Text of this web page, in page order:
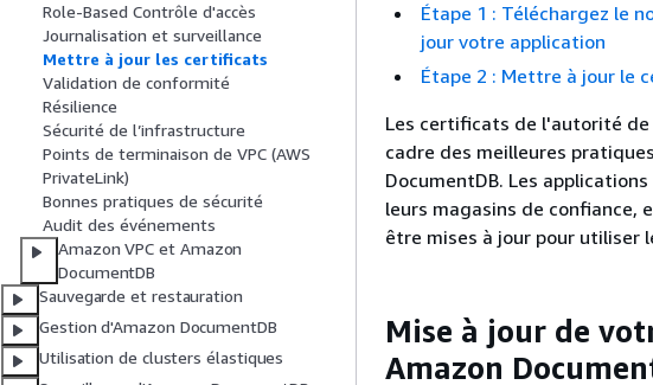
Role-Based Contrôle d'accès
Journalisation et surveillance
Mettre à jour les certificats
Validation de conformité
Résilience
Sécurité de l’infrastructure
Points de terminaison de VPC (AWS
PrivateLink)
Bonnes pratiques de sécurité
Audit des événements
Amazon VPC et Amazon
DocumentDB
Sauvegarde et restauration
Gestion d'Amazon DocumentDB
Utilisation de clusters élastiques
Étape 1 : Téléchargez le
jour votre application
Étape 2 : Mettre à jour le
Les certificats de l'autorité
cadre des meilleures
DocumentDB. Les
leurs magasins de confiance,
être mises à jour pour utiliser
Mise à jour de
Amazon